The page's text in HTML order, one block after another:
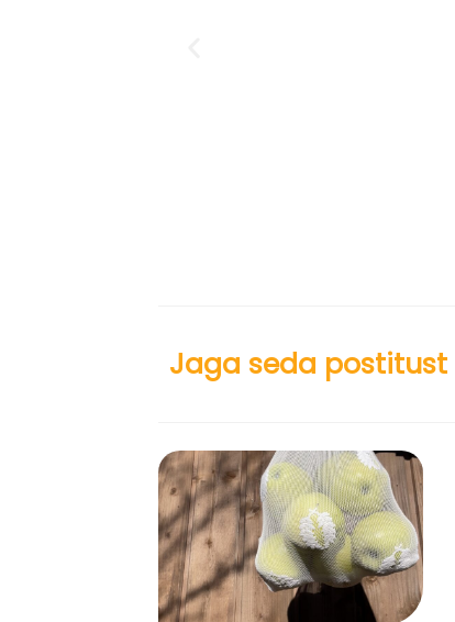
Jaga seda postitust